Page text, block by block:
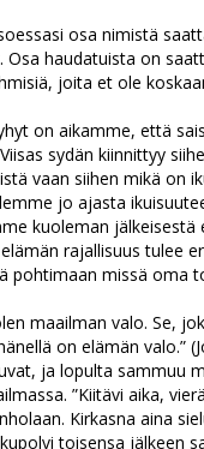
osa nimistä
Osa haudatuista on
joita et ole
on aikamme, että
sydän kiinnittyy
vaan siihen mikä on
jo ajasta
kuoleman jälkeisestä
rajallisuus tulee
pohtimaan missä oma
maailman valo. Se,
on elämän valo.”
ja lopulta sammuu
”Kiitävi aika,
Kirkasna aina
toisensa jälkeen